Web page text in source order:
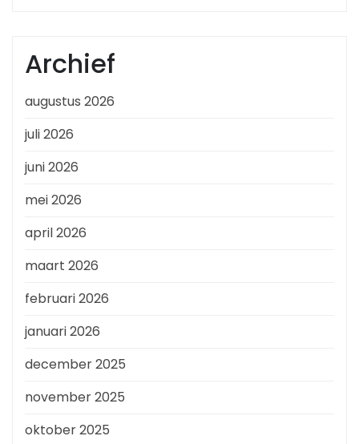
Archief
augustus 2026
juli 2026
juni 2026
mei 2026
april 2026
maart 2026
februari 2026
januari 2026
december 2025
november 2025
oktober 2025